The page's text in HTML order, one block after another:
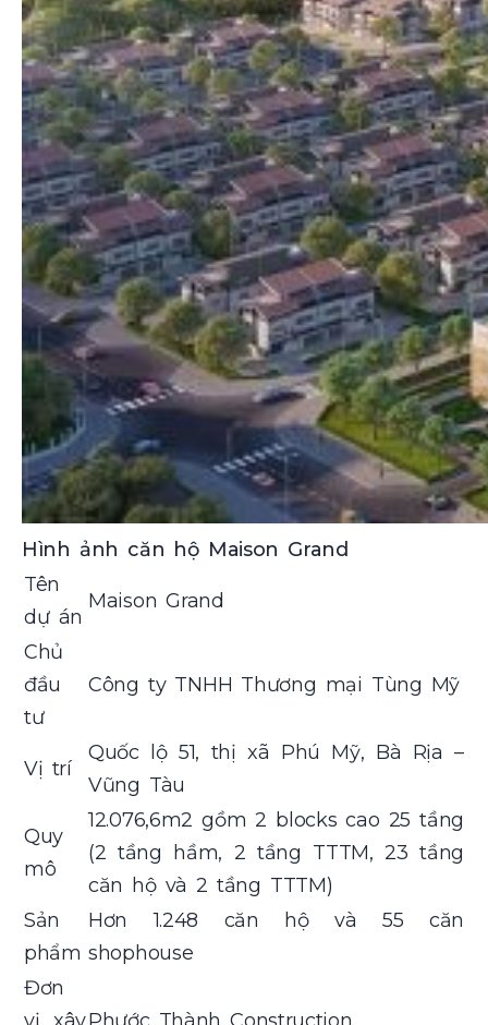
Hình ảnh căn hộ Maison Grand
Tên
dự án
Maison Grand
Chủ
đầu
tư
Công ty TNHH Thương mại Tùng Mỹ
Vị trí
Quốc lộ 51, thị xã Phú Mỹ, Bà Rịa –
Vũng Tàu
Quy
mô
12.076,6m2 gồm 2 blocks cao 25 tầng
(2 tầng hầm, 2 tầng TTTM, 23 tầng
căn hộ và 2 tầng TTTM)
Sản
phẩm
Hơn 1.248 căn hộ và 55 căn
shophouse
Đơn